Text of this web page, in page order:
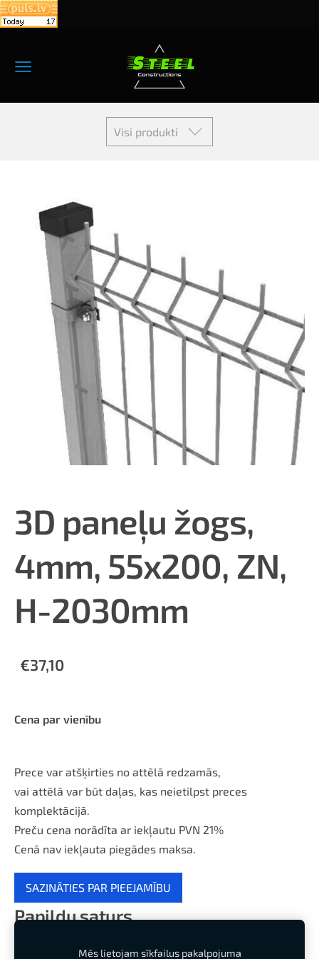
Visi produkti
Papildu saturs
3D paneļu žogs,
4mm, 55x200, ZN,
H-2030mm
€37,10
Cena par vienību
Prece var atšķirties no attēlā redzamās,
vai attēlā var būt daļas, kas neietilpst preces
komplektācijā.
Preču cena norādīta ar iekļautu PVN 21%
Cenā nav iekļauta piegādes maksa.
SAZINĀTIES PAR PIEEJAMĪBU
Mēs lietojam sīkfailus pakalpojuma